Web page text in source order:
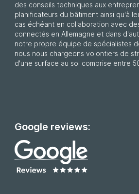
des conseils techniques aux
planificateurs du bâtiment ainsi qu'à
cas échéant en collaboration avec
connectés en Allemagne et dans
notre propre équipe de spécialistes
nous nous chargeons volontiers de
d'une surface au sol comprise entre
Google reviews: